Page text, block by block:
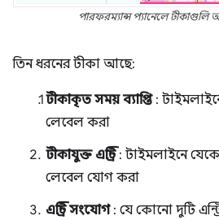
পারফরম্যান্স প্যানেলে টীকাগুলি
তিন ধরনের টীকা আছে:
টীকাকৃত সময় ব্যাপ্তি:
লেবেল করা
টীকাযুক্ত এন্ট্রি: টাইমলাইনে
লেবেল যোগ করা
এন্ট্রি সংযোগ: যে কোনো দুটি